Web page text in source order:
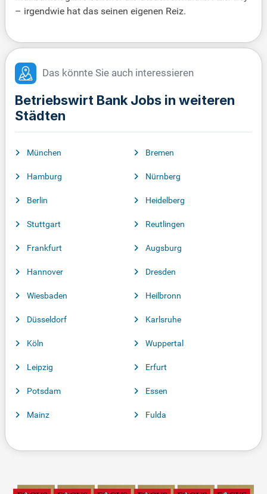
– irgendwie hat das seinen eigenen Reiz.
Das könnte Sie auch interessieren
Betriebswirt Bank Jobs in weiteren
Städten
München
Hamburg
Berlin
Stuttgart
Frankfurt
Hannover
Wiesbaden
Düsseldorf
Köln
Leipzig
Potsdam
Mainz
Bremen
Nürnberg
Heidelberg
Reutlingen
Augsburg
Dresden
Heilbronn
Karlsruhe
Wuppertal
Erfurt
Essen
Fulda